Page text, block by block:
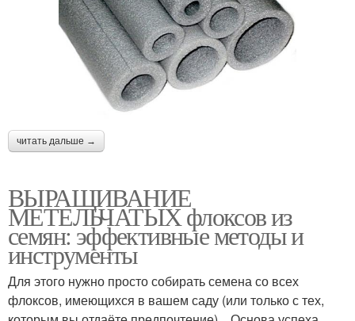
читать дальше →
ВЫРАЩИВАНИЕ
МЕТЕЛЬЧАТЫХ флоксов из
семян: эффективные методы и
инструменты
Для этого нужно просто собирать семена со всех
флоксов, имеющихся в вашем саду (или только с тех,